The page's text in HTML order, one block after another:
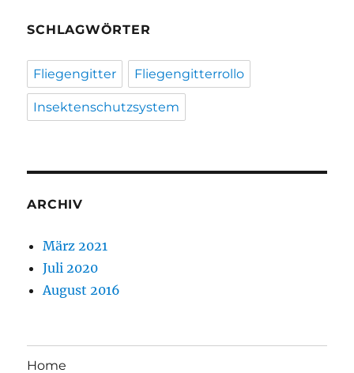
SCHLAGWÖRTER
Fliegengitter Fliegengitterrollo
Insektenschutzsystem
ARCHIV
März 2021
Juli 2020
August 2016
Home